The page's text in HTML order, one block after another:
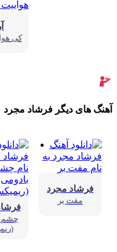
کی
های دیگر فرشاد مجرد
فرشاد مجرد
مفت بر
فرشاد
چشم